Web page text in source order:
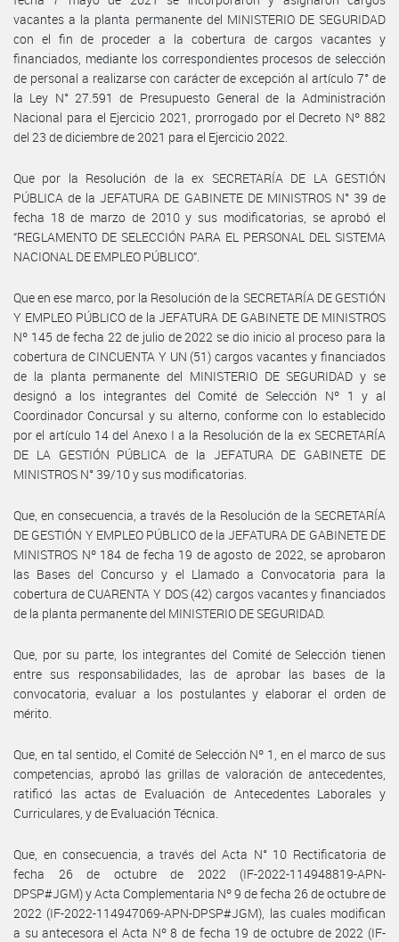
vacantes a la planta permanente del MINISTERIO DE SEGURIDAD
con el fin de proceder a la cobertura de cargos vacantes y
financiados, mediante los correspondientes procesos de selección
de personal a realizarse con carácter de excepción al artículo 7° de
la Ley N° 27.591 de Presupuesto General de la Administración
Nacional para el Ejercicio 2021, prorrogado por el Decreto Nº 882
del 23 de diciembre de 2021 para el Ejercicio 2022.
Que por la Resolución de la ex SECRETARÍA DE LA GESTIÓN
PÚBLICA de la JEFATURA DE GABINETE DE MINISTROS N° 39 de
fecha 18 de marzo de 2010 y sus modificatorias, se aprobó el
“REGLAMENTO DE SELECCIÓN PARA EL PERSONAL DEL SISTEMA
NACIONAL DE EMPLEO PÚBLICO”.
Que en ese marco, por la Resolución de la SECRETARÍA DE GESTIÓN
Y EMPLEO PÚBLICO de la JEFATURA DE GABINETE DE MINISTROS
Nº 145 de fecha 22 de julio de 2022 se dio inicio al proceso para la
cobertura de CINCUENTA Y UN (51) cargos vacantes y financiados
de la planta permanente del MINISTERIO DE SEGURIDAD y se
designó a los integrantes del Comité de Selección Nº 1 y al
Coordinador Concursal y su alterno, conforme con lo establecido
por el artículo 14 del Anexo I a la Resolución de la ex SECRETARÍA
DE LA GESTIÓN PÚBLICA de la JEFATURA DE GABINETE DE
MINISTROS N° 39/10 y sus modificatorias.
Que, en consecuencia, a través de la Resolución de la SECRETARÍA
DE GESTIÓN Y EMPLEO PÚBLICO de la JEFATURA DE GABINETE DE
MINISTROS Nº 184 de fecha 19 de agosto de 2022, se aprobaron
las Bases del Concurso y el Llamado a Convocatoria para la
cobertura de CUARENTA Y DOS (42) cargos vacantes y financiados
de la planta permanente del MINISTERIO DE SEGURIDAD.
Que, por su parte, los integrantes del Comité de Selección tienen
entre sus responsabilidades, las de aprobar las bases de la
convocatoria, evaluar a los postulantes y elaborar el orden de
mérito.
Que, en tal sentido, el Comité de Selección Nº 1, en el marco de sus
competencias, aprobó las grillas de valoración de antecedentes,
ratificó las actas de Evaluación de Antecedentes Laborales y
Curriculares, y de Evaluación Técnica.
Que, en consecuencia, a través del Acta N° 10 Rectificatoria de
fecha 26 de octubre de 2022 (IF-2022-114948819-APN-
DPSP#JGM) y Acta Complementaria Nº 9 de fecha 26 de octubre de
2022 (IF-2022-114947069-APN-DPSP#JGM), las cuales modifican
a su antecesora el Acta Nº 8 de fecha 19 de octubre de 2022 (IF-